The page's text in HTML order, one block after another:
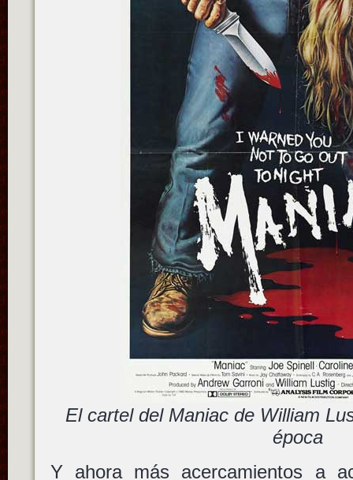
El cartel del Maniac de William
época
Y ahora más acercamientos a